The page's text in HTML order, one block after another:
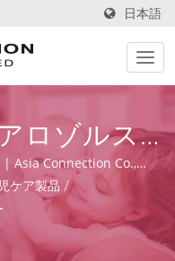
日本語
ロゾルス
学に基づい
生器BVM
| Asia Connection Co.,
基づくFDA登録、ISO
緊急医療および在宅ケア
を提供します。
ケア製品 /